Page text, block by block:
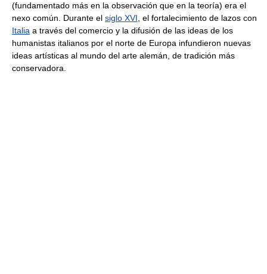
(fundamentado más en la observación que en la teoría) era el
nexo común. Durante el siglo XVI , el fortalecimiento de lazos con
Italia a través del comercio y la difusión de las ideas de los
humanistas italianos por el norte de Europa infundieron nuevas
ideas artísticas al mundo del arte alemán, de tradición más
conservadora.